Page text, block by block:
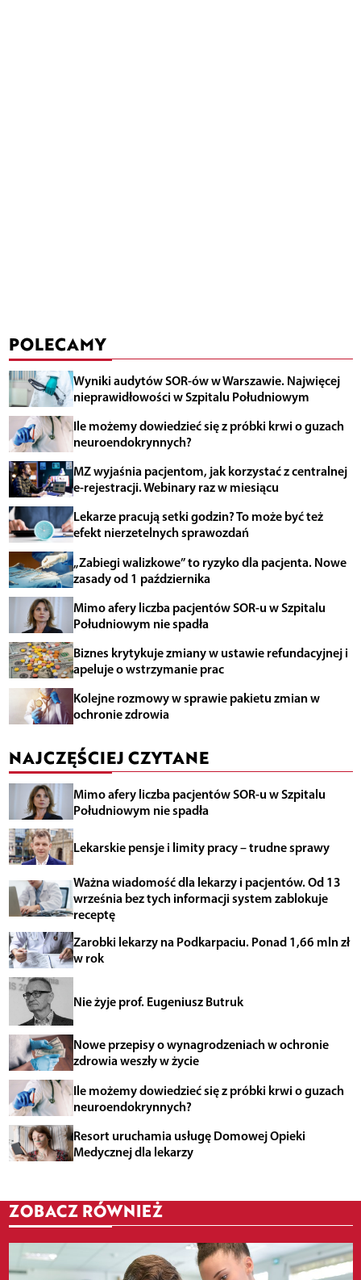
POLECAMY
Wyniki audytów SOR-ów w Warszawie. Najwięcej
nieprawidłowości w Szpitalu Południowym
Ile możemy dowiedzieć się z próbki krwi o guzach
neuroendokrynnych?
MZ wyjaśnia pacjentom, jak korzystać z centralnej
e-rejestracji. Webinary raz w miesiącu
Lekarze pracują setki godzin? To może być też
efekt nierzetelnych sprawozdań
„Zabiegi walizkowe” to ryzyko dla pacjenta. Nowe
zasady od 1 października
Mimo afery liczba pacjentów SOR-u w Szpitalu
Południowym nie spadła
Biznes krytykuje zmiany w ustawie refundacyjnej i
apeluje o wstrzymanie prac
Kolejne rozmowy w sprawie pakietu zmian w
ochronie zdrowia
NAJCZĘŚCIEJ CZYTANE
Mimo afery liczba pacjentów SOR-u w Szpitalu
Południowym nie spadła
Lekarskie pensje i limity pracy – trudne sprawy
Ważna wiadomość dla lekarzy i pacjentów. Od 13
września bez tych informacji system zablokuje
receptę
Zarobki lekarzy na Podkarpaciu. Ponad 1,66 mln zł
w rok
Nie żyje prof. Eugeniusz Butruk
Nowe przepisy o wynagrodzeniach w ochronie
zdrowia weszły w życie
Ile możemy dowiedzieć się z próbki krwi o guzach
neuroendokrynnych?
Resort uruchamia usługę Domowej Opieki
Medycznej dla lekarzy
ZOBACZ RÓWNIEŻ